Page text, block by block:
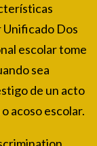
Unificado Dos
escolar tome
sea
de un acto
acoso escolar.